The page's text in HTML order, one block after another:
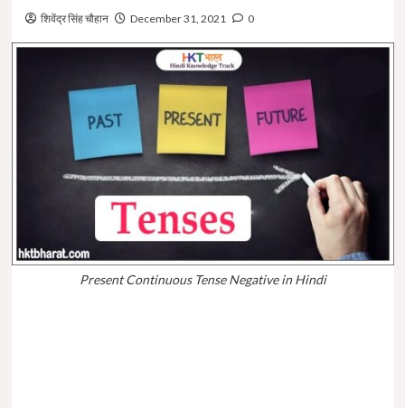
शिवेंद्र सिंह चौहान December 31, 2021 0
Present Continuous Tense Negative in Hindi